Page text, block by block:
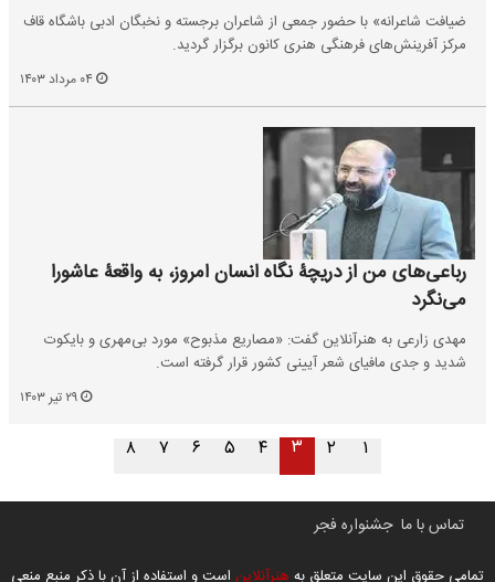
ضیافت شاعرانه» با حضور جمعی از شاعران برجسته و نخبگان ادبی باشگاه قاف
مرکز آفرینش‌های فرهنگی هنری کانون برگزار گردید.
رباعی‌های من از دریچۀ نگاه انسان امروز، به واقعۀ عاشورا
می‌نگرد
مهدی زارعی به هنرآنلاین گفت: «مصاریع مذبوح» مورد بی‌مهری و بایکوت
شدید و جدی مافیای شعر آیینی کشور قرار گرفته است.
۱ ۲ ۳ ۴ ۵ ۶ ۷ ۸
تماس با ما جشنواره فجر
تمامی حقوق این سایت متعلق به هنرآنلاین است و استفاده از آن با ذکر منبع منعی